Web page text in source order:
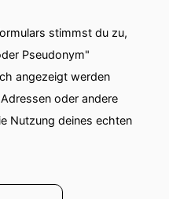
stimmst du zu,
Pseudonym"
angezeigt werden
oder andere
Nutzung deines echten